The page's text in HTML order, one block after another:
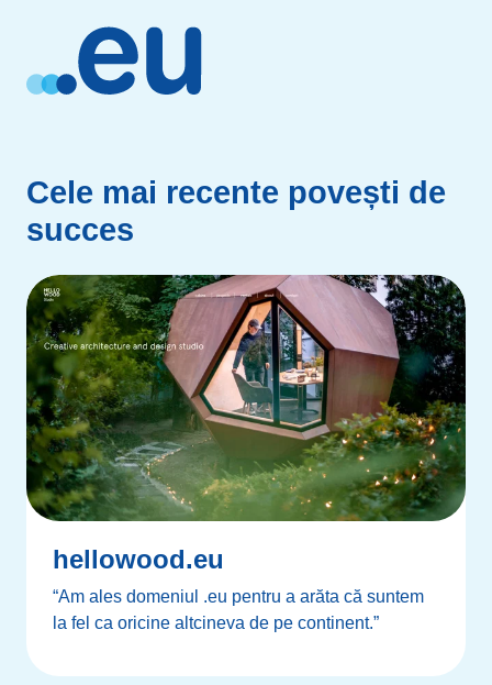
Cele mai recente povești de
succes
hellowood.eu
“Am ales domeniul .eu pentru a arăta că suntem
la fel ca oricine altcineva de pe continent.”